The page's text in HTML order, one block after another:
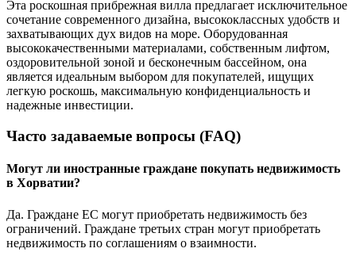
Эта роскошная прибрежная вилла предлагает исключительное
сочетание современного дизайна, высококлассных удобств и
захватывающих дух видов на море. Оборудованная
высококачественными материалами, собственным лифтом,
оздоровительной зоной и бесконечным бассейном, она
является идеальным выбором для покупателей, ищущих
легкую роскошь, максимальную конфиденциальность и
надежные инвестиции.
Часто задаваемые вопросы (FAQ)
Могут ли иностранные граждане покупать недвижимость
в Хорватии?
Да. Граждане ЕС могут приобретать недвижимость без
ограничений. Граждане третьих стран могут приобретать
недвижимость по соглашениям о взаимности.